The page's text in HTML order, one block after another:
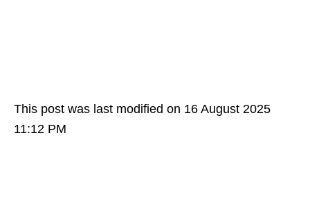
This post was last modified on 16 August 2025
11:12 PM